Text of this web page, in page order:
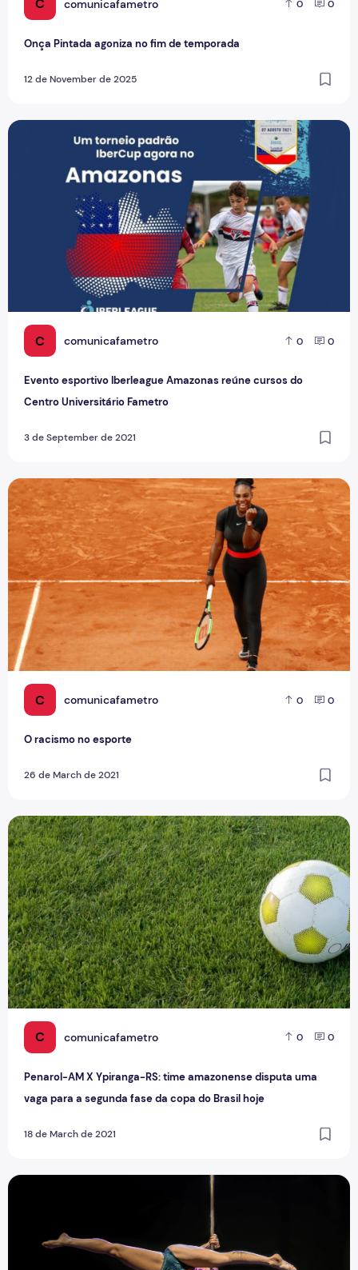
C comunicafametro 0 0
Onça Pintada agoniza no fim de temporada
12 de November de 2025
C comunicafametro 0 0
Evento esportivo Iberleague Amazonas reúne cursos do
Centro Universitário Fametro
3 de September de 2021
Evento esportivo Iberleague Amazonas reúne cursos do
C comunicafametro 0 0
O racismo no esporte
26 de March de 2021
O racismo no esporte
C comunicafametro 0 0
Penarol-AM X Ypiranga-RS: time amazonense disputa uma
vaga para a segunda fase da copa do Brasil hoje
18 de March de 2021
Penarol-AM X Ypiranga-RS: time amazonense disputa
Pole Dance é reconhecida como esporte no Brasil